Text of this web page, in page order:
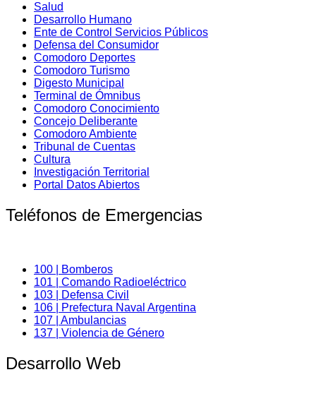
Salud
Desarrollo Humano
Ente de Control Servicios Públicos
Defensa del Consumidor
Comodoro Deportes
Comodoro Turismo
Digesto Municipal
Terminal de Ómnibus
Comodoro Conocimiento
Concejo Deliberante
Comodoro Ambiente
Tribunal de Cuentas
Cultura
Investigación Territorial
Portal Datos Abiertos
Teléfonos de Emergencias
100 | Bomberos
101 | Comando Radioeléctrico
103 | Defensa Civil
106 | Prefectura Naval Argentina
107 | Ambulancias
137 | Violencia de Género
Desarrollo Web